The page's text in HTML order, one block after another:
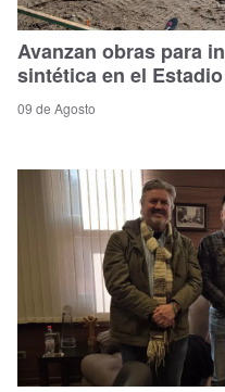
Avanzan obras para
sintética en el
09 de Agosto